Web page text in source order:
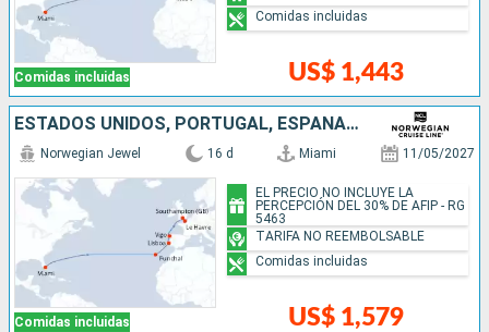
Comidas incluidas US$ 1,443
Comidas incluidas
ESTADOS UNIDOS, PORTUGAL, ESPAÑA, FRANCIA, REINO UNIDO
Comidas incluidas
Norwegian Jewel 16 d Miami 11/05/2027
US$ 1,579
EL PRECIO NO INCLUYE LA
PERCEPCIÓN DEL 30% DE AFIP - RG
5463
TARIFA NO REEMBOLSABLE
Comidas incluidas